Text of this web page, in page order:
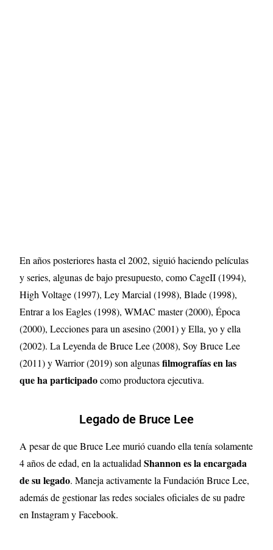
En años posteriores hasta el 2002, siguió haciendo películas
y series, algunas de bajo presupuesto, como CageII (1994),
High Voltage (1997), Ley Marcial (1998), Blade (1998),
Entrar a los Eagles (1998), WMAC master (2000), Época
(2000), Lecciones para un asesino (2001) y Ella, yo y ella
(2002). La Leyenda de Bruce Lee (2008), Soy Bruce Lee
(2011) y Warrior (2019) son algunasfilmografías en las
que ha participadocomo productora ejecutiva.
Legado de Bruce Lee
A pesar de que Bruce Lee murió cuando ella tenía solamente
4 años de edad, en la actualidadShannon es la encargada
de su legado. Maneja activamente la Fundación Bruce Lee,
además de gestionar las redes sociales oficiales de su padre
en Instagram y Facebook.